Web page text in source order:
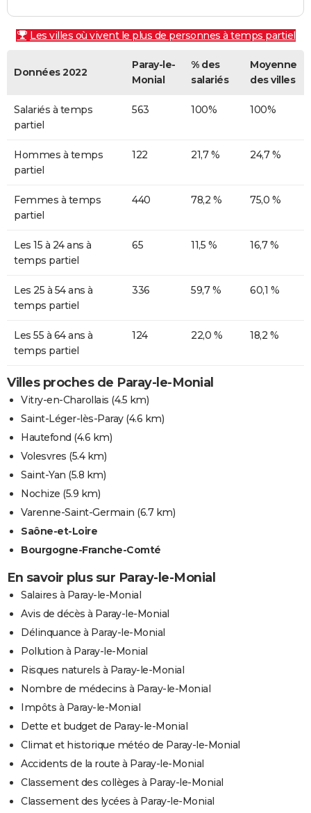
Les villes où vivent le plus de personnes à temps partiel
Données 2022
Paray-le-
Monial
% des
salariés
Moyenne
des villes
Salariés à temps
partiel
563 100% 100%
Hommes à temps
partiel
122 21,7 % 24,7 %
Femmes à temps
partiel
440 78,2 % 75,0 %
Les 15 à 24 ans à
temps partiel
65 11,5 % 16,7 %
Les 25 à 54 ans à
temps partiel
336 59,7 % 60,1 %
Les 55 à 64 ans à
temps partiel
124 22,0 % 18,2 %
Villes proches de Paray-le-Monial
Vitry-en-Charollais (4.5 km)
Saint-Léger-lès-Paray(4.6 km)
Hautefond (4.6 km)
Volesvres (5.4 km)
Saint-Yan (5.8 km)
Nochize (5.9 km)
Varenne-Saint-Germain (6.7 km)
Saône-et-Loire
Bourgogne-Franche-Comté
En savoir plus sur Paray-le-Monial
Salaires à Paray-le-Monial
Avis de décès à Paray-le-Monial
Délinquance à Paray-le-Monial
Pollution à Paray-le-Monial
Risques naturels à Paray-le-Monial
Nombre de médecins à Paray-le-Monial
Impôts à Paray-le-Monial
Dette et budget de Paray-le-Monial
Climat et historique météo de Paray-le-Monial
Accidents de la route à Paray-le-Monial
Classement des collèges à Paray-le-Monial
Classement des lycées à Paray-le-Monial